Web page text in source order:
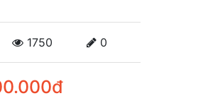
1750 0